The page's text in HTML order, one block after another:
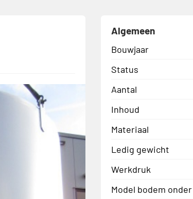
Algemeen
Bouwjaar
Status
Aantal
Inhoud
Materiaal
Ledig gewicht
Werkdruk
Model bodem onder